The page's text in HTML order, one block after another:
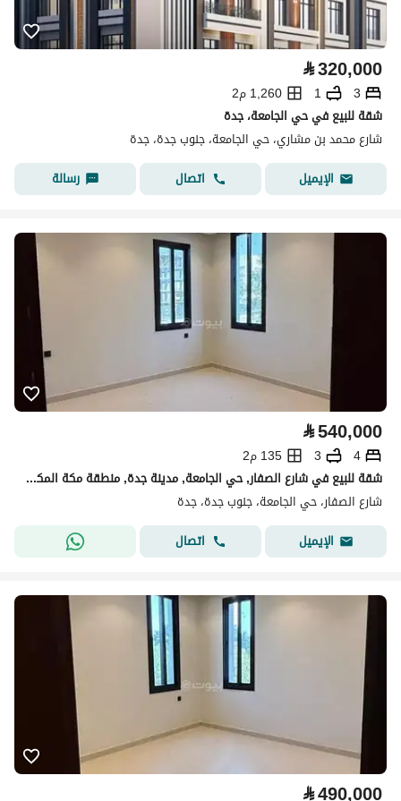
⃁320,000
3
1
1,260 م2
شقة للبيع في حي الجامعة، جدة
شارع محمد بن مشاري، حي الجامعة، جنوب جدة، جدة
الإيميل
اتصال رسالة
⃁540,000
4
3
135 م2
شقة للبيع في شارع الصفار, حي الجامعة, مدينة جدة, منطقة مكة المكرمة
شارع الصفار، حي الجامعة، جنوب جدة، جدة
الإيميل
اتصال
⃁490,000